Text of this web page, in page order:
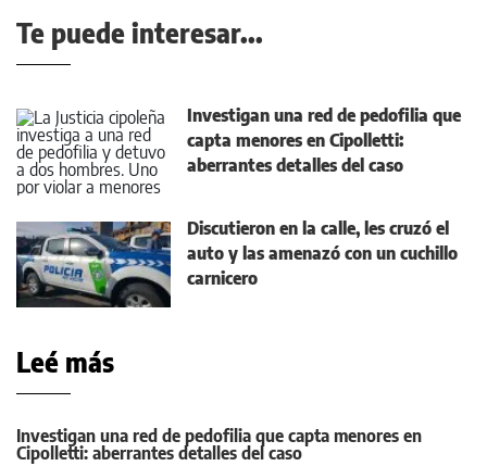
Te puede interesar...
Investigan una red de pedofilia que
capta menores en Cipolletti:
aberrantes detalles del caso
Discutieron en la calle, les cruzó el
auto y las amenazó con un cuchillo
carnicero
Leé más
Investigan una red de pedofilia que capta menores en
Cipolletti: aberrantes detalles del caso